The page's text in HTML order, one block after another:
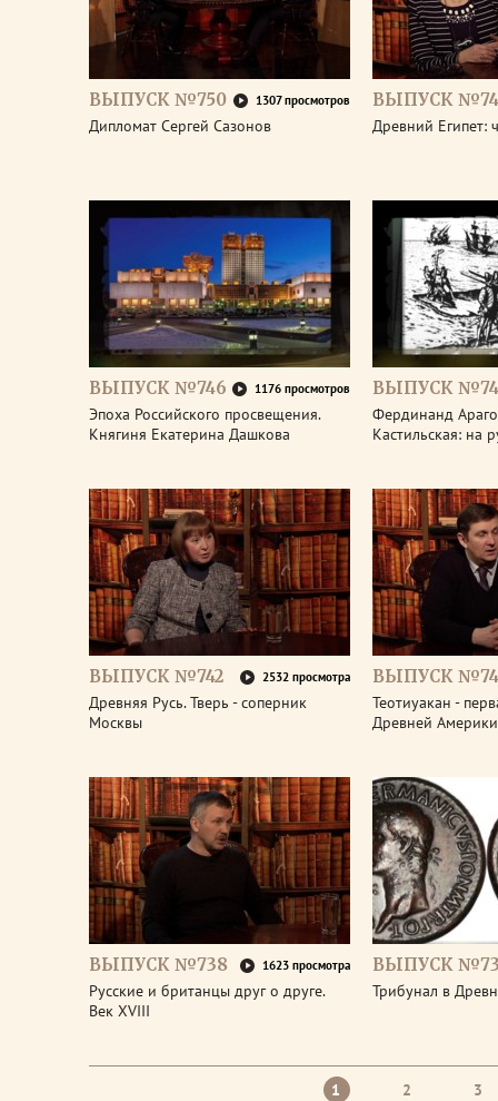
ВЫПУСК №750 1307 просмотров
Дипломат Сергей Сазонов
ВЫПУСК
Древний Египет:
ВЫПУСК №746 1176 просмотров
Эпоха Российского просвещения.
Княгиня Екатерина Дашкова
ВЫПУСК
Фердинанд
Кастильская: на
ВЫПУСК №742 2532 просмотра
Древняя Русь. Тверь - соперник
Москвы
ВЫПУСК
Теотиуакан -
Древней Америки
ВЫПУСК №738 1623 просмотра
Русские и британцы друг о друге.
Век XVIII
ВЫПУСК
Трибунал в
1 2 3